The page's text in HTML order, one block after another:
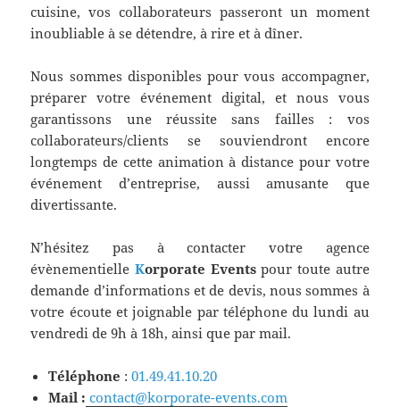
cuisine, vos collaborateurs passeront un moment
inoubliable à se détendre, à rire et à dîner.
Nous sommes disponibles pour vous accompagner,
préparer votre événement digital, et nous vous
garantissons une réussite sans failles : vos
collaborateurs/clients se souviendront encore
longtemps de cette animation à distance pour votre
événement d’entreprise, aussi amusante que
divertissante.
N’hésitez pas à contacter votre agence
évènementielleKorporate Eventspour toute autre
demande d’informations et de devis, nous sommes à
votre écoute et joignable par téléphone du lundi au
vendredi de 9h à 18h, ainsi que par mail.
Téléphone :01.49.41.10.20
Mail : contact@korporate-events.com